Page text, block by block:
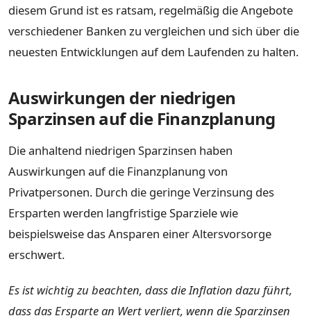
diesem Grund ist es ratsam, regelmäßig die Angebote
verschiedener Banken zu vergleichen und sich über die
neuesten Entwicklungen auf dem Laufenden zu halten.
Auswirkungen der niedrigen
Sparzinsen auf die Finanzplanung
Die anhaltend niedrigen Sparzinsen haben
Auswirkungen auf die Finanzplanung von
Privatpersonen. Durch die geringe Verzinsung des
Ersparten werden langfristige Sparziele wie
beispielsweise das Ansparen einer Altersvorsorge
erschwert.
Es ist wichtig zu beachten, dass die Inflation dazu führt,
dass das Ersparte an Wert verliert, wenn die Sparzinsen